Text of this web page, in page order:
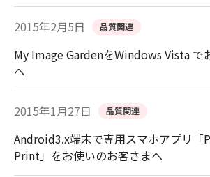
2015年2月5日 品質関連
My Image GardenをWindows Vista で
へ
2015年1月27日 品質関連
Android3.x端末で専用スマホアプリ「
Print」をお使いのお客さまへ